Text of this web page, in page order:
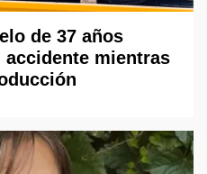
de 37 años
mientras